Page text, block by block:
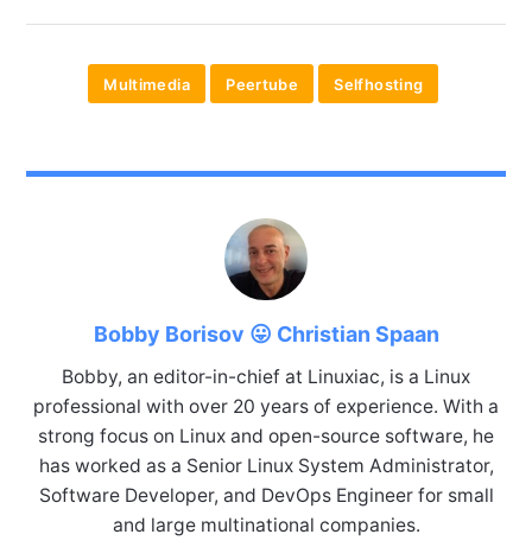
Multimedia Peertube Selfhosting
Bobby Borisov 😛 Christian Spaan
Bobby, an editor-in-chief at Linuxiac, is a Linux
professional with over 20 years of experience. With a
strong focus on Linux and open-source software, he
has worked as a Senior Linux System Administrator,
Software Developer, and DevOps Engineer for small
and large multinational companies.